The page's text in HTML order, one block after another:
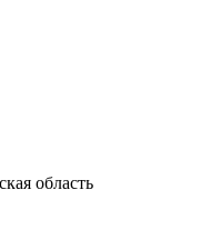
область